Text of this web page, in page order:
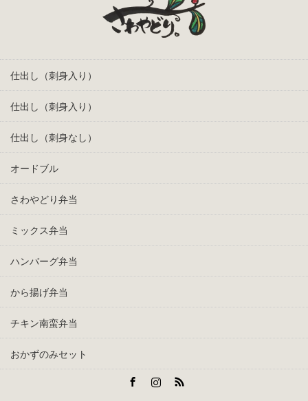
仕出し（刺身入り）
仕出し（刺身入り）
仕出し（刺身なし）
オードブル
さわやどり弁当
ミックス弁当
ハンバーグ弁当
から揚げ弁当
チキン南蛮弁当
おかずのみセット